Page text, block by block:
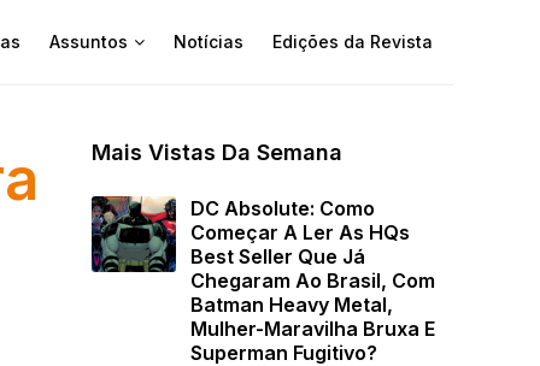
Assuntos Notícias Edições da Revista
Mais Vistas Da Semana
DC Absolute: Como
Começar A Ler As HQs
Best Seller Que Já
Chegaram Ao Brasil, Com
Batman Heavy Metal,
Mulher-Maravilha Bruxa E
Superman Fugitivo?